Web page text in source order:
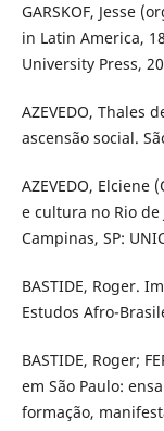
GARSKOF, Jesse
in Latin America,
University Press,
AZEVEDO, Thales
ascensão social.
AZEVEDO,
e cultura no Rio de
Campinas, SP:
BASTIDE, Roger.
Estudos Afro-
BASTIDE, Roger;
em São Paulo:
formação,